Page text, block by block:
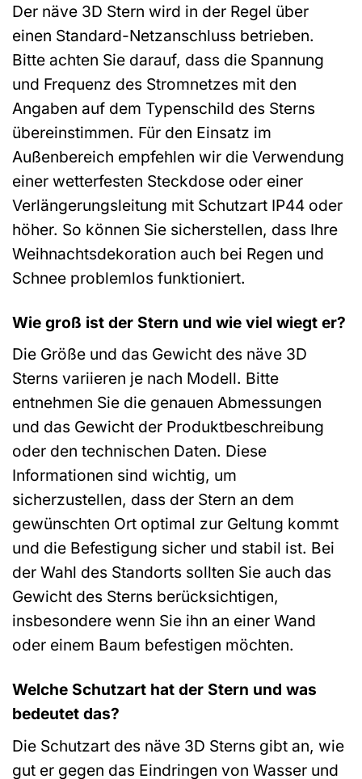
Der näve 3D Stern wird in der Regel über
einen Standard-Netzanschluss betrieben.
Bitte achten Sie darauf, dass die Spannung
und Frequenz des Stromnetzes mit den
Angaben auf dem Typenschild des Sterns
übereinstimmen. Für den Einsatz im
Außenbereich empfehlen wir die Verwendung
einer wetterfesten Steckdose oder einer
Verlängerungsleitung mit Schutzart IP44 oder
höher. So können Sie sicherstellen, dass Ihre
Weihnachtsdekoration auch bei Regen und
Schnee problemlos funktioniert.
Wie groß ist der Stern und wie viel wiegt er?
Die Größe und das Gewicht des näve 3D
Sterns variieren je nach Modell. Bitte
entnehmen Sie die genauen Abmessungen
und das Gewicht der Produktbeschreibung
oder den technischen Daten. Diese
Informationen sind wichtig, um
sicherzustellen, dass der Stern an dem
gewünschten Ort optimal zur Geltung kommt
und die Befestigung sicher und stabil ist. Bei
der Wahl des Standorts sollten Sie auch das
Gewicht des Sterns berücksichtigen,
insbesondere wenn Sie ihn an einer Wand
oder einem Baum befestigen möchten.
Welche Schutzart hat der Stern und was
bedeutet das?
Die Schutzart des näve 3D Sterns gibt an, wie
gut er gegen das Eindringen von Wasser und